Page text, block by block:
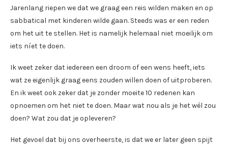
Jarenlang riepen we dat we graag een reis wilden maken en op
sabbatical met kinderen wilde gaan. Steeds was er een reden
om het uit te stellen. Het is namelijk helemaal niet moeilijk om
iets níet te doen.
Ik weet zeker dat iedereen een droom of een wens heeft, iets
wat ze eigenlijk graag eens zouden willen doen of uitproberen.
En ik weet ook zeker dat je zonder moeite 10 redenen kan
opnoemen om het niet te doen. Maar wat nou als je het wél zou
doen? Wat zou dat je opleveren?
Het gevoel dat bij ons overheerste, is dat we er later geen spijt